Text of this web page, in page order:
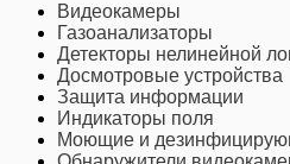
Видеокамеры
Газоанализаторы
Детекторы нелинейной
Досмотровые устройства
Защита информации
Индикаторы поля
Моющие и